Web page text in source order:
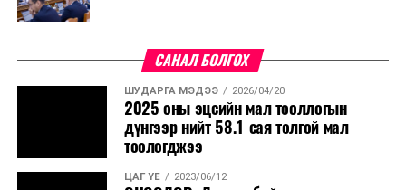
САНАЛ БОЛГОХ
ШУДАРГА МЭДЭЭ 2026/04/20
2025 оны эцсийн мал тооллогын
дүнгээр нийт 58.1 сая толгой мал
тоологджээ
ЦАГ ҮЕ 2023/06/12